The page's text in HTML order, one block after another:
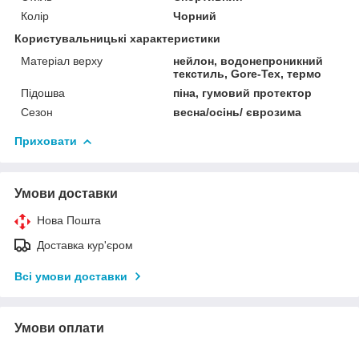
Колір
Чорний
Користувальницькі характеристики
Матеріал верху
нейлон, водонепроникний
текстиль, Gore-Tex, термо
Підошва
піна, гумовий протектор
Сезон
весна/осінь/ єврозима
Приховати
Умови доставки
Нова Пошта
Доставка кур'єром
Всі умови доставки
Умови оплати